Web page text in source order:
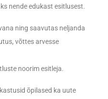
nende edukast esitlusest.
ning saavutas neljanda
võttes arvesse
noorim esitleja.
õpilased ka uute